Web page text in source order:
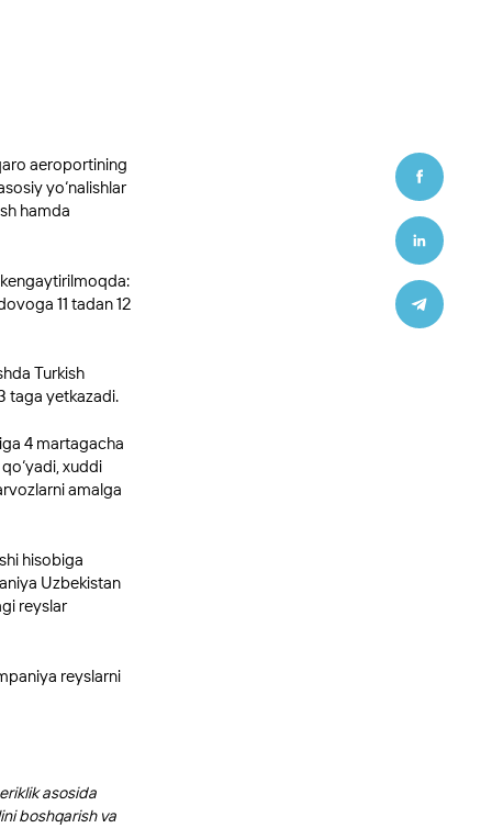
aeroportining
yo‘nalishlar
hamda
11 tadan 12
Turkish
taga yetkazadi.
4 martagacha
xuddi
amalga
hisobiga
Uzbekistan
reyslar
reyslarni
asosida
boshqarish va